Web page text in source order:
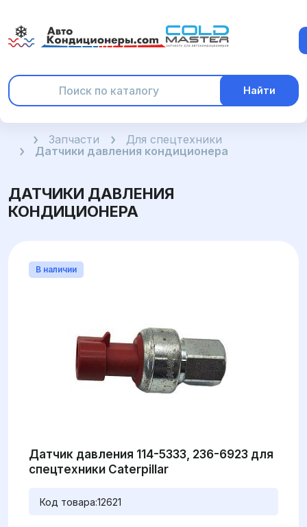
Найти
ГлавнаяЗапчасти
Для спецтехники
Датчики давления кондиционера
ДАТЧИКИ ДАВЛЕНИЯ
КОНДИЦИОНЕРА
В наличии
Датчик давления 114-5333, 236-6923 для
спецтехники Caterpillar
Код товара:12621